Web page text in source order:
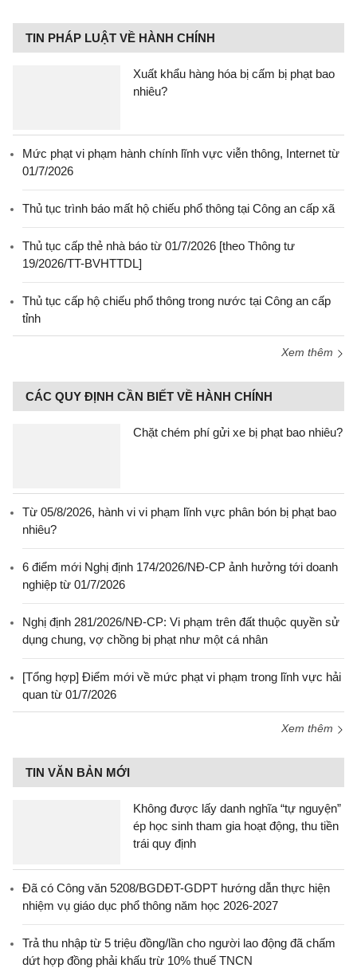
TIN PHÁP LUẬT VỀ HÀNH CHÍNH
Xuất khẩu hàng hóa bị cấm bị phạt bao
nhiêu?
Mức phạt vi phạm hành chính lĩnh vực viễn thông, Internet từ
01/7/2026
Thủ tục trình báo mất hộ chiếu phổ thông tại Công an cấp xã
Thủ tục cấp thẻ nhà báo từ 01/7/2026 [theo Thông tư
19/2026/TT-BVHTTDL]
Thủ tục cấp hộ chiếu phổ thông trong nước tại Công an cấp
tỉnh
Xem thêm
CÁC QUY ĐỊNH CẦN BIẾT VỀ HÀNH CHÍNH
Chặt chém phí gửi xe bị phạt bao nhiêu?
Từ 05/8/2026, hành vi vi phạm lĩnh vực phân bón bị phạt bao
nhiêu?
6 điểm mới Nghị định 174/2026/NĐ-CP ảnh hưởng tới doanh
nghiệp từ 01/7/2026
Nghị định 281/2026/NĐ-CP: Vi phạm trên đất thuộc quyền sử
dụng chung, vợ chồng bị phạt như một cá nhân
[Tổng hợp] Điểm mới về mức phạt vi phạm trong lĩnh vực hải
quan từ 01/7/2026
Xem thêm
TIN VĂN BẢN MỚI
Không được lấy danh nghĩa “tự nguyện”
ép học sinh tham gia hoạt động, thu tiền
trái quy định
Đã có Công văn 5208/BGDĐT-GDPT hướng dẫn thực hiện
nhiệm vụ giáo dục phổ thông năm học 2026-2027
Trả thu nhập từ 5 triệu đồng/lần cho người lao động đã chấm
dứt hợp đồng phải khấu trừ 10% thuế TNCN